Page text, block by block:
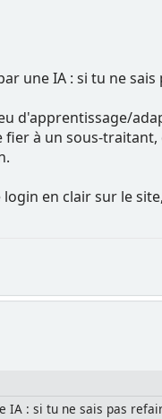
une IA : si tu ne
d'apprentissage/
à un sous-
en clair sur le
: si tu ne sais pas